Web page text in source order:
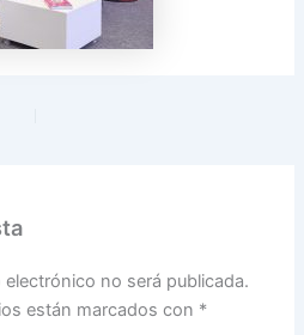
no será publicada.
están marcados con *